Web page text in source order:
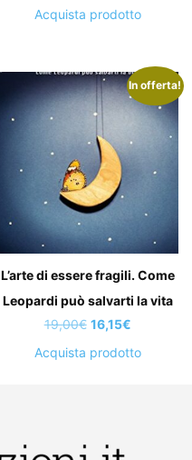
Acquista prodotto
In offerta!
L’arte di essere fragili. Come
Leopardi può salvarti la vita
19,00€ Il
prezzo
16,15€Il
prezzo
Acquista prodotto